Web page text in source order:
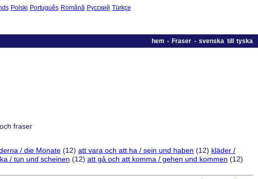
Polski Português Română Русский Türkçe
hem - Fraser - svenska till tyska
fraser
/ die Monate (12) att vara och att ha / sein und haben (12) kläder /
/ tun und scheinen (12) att gå och att komma / gehen und kommen (12)